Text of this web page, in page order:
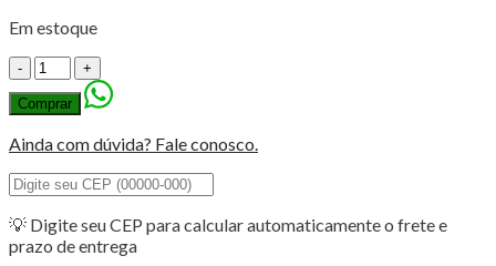
Em estoque
Stencil
OPA
3299
Jardim
Botânico
10
30
quantidade
Comprar
Ainda com dúvida? Fale conosco.
💡 Digite seu CEP para calcular automaticamente o frete e
prazo de entrega